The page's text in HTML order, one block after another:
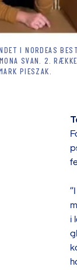
I NORDEAS
SVAN. 2.
PIESZAK.
i